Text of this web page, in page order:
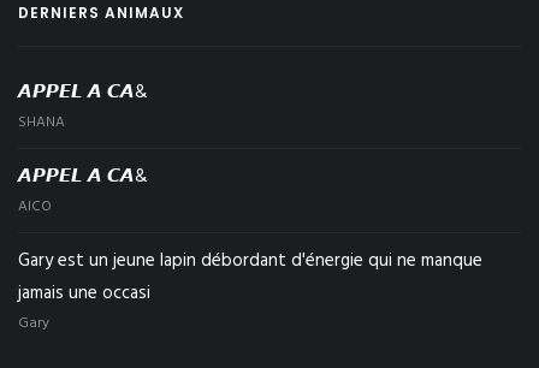
DERNIERS ANIMAUX
𝘼𝙋𝙋𝙀𝙇 𝘼 𝘾𝘼&
SHANA
𝘼𝙋𝙋𝙀𝙇 𝘼 𝘾𝘼&
AICO
Gary est un jeune lapin débordant d'énergie qui ne manque
jamais une occasi
Gary